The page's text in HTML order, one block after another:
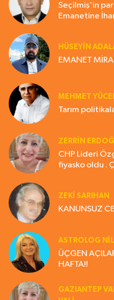
Seçilmiş'in
Emanetine
HÜSEYIN
EMANET
MEHMET
Tarım
ZERRIN
CHP Lideri
fiyasko oldu .
ZEKI SARIHAN
KANUNSUZ
ASTROLOG
ÜÇGEN
HAFTA!!
GAZIANTEP